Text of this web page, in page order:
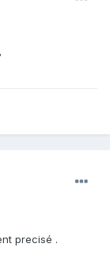
precisé .